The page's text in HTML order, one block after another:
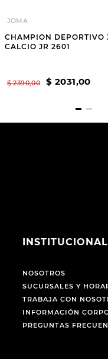
JOMA
CHAMPION DEPORTIVO
CALCIO JR 2601
$ 2390,00 $ 2031,00
INSTITUCIONAL
NOSOTROS
SUCURSALES Y
TRABAJA CON
INFORMACIÓN
PREGUNTAS